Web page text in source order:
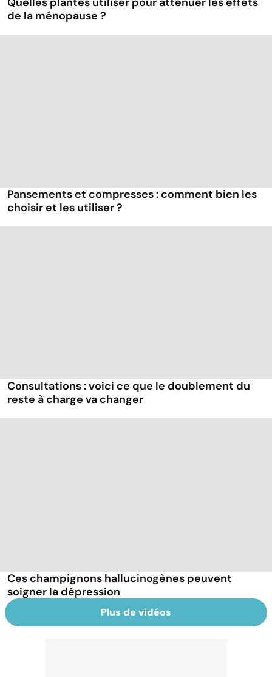
de la ménopause ?
Pansements et compresses : comment bien les
choisir et les utiliser ?
Consultations : voici ce que le doublement du
reste à charge va changer
Ces champignons hallucinogènes peuvent
soigner la dépression
Plus de vidéos